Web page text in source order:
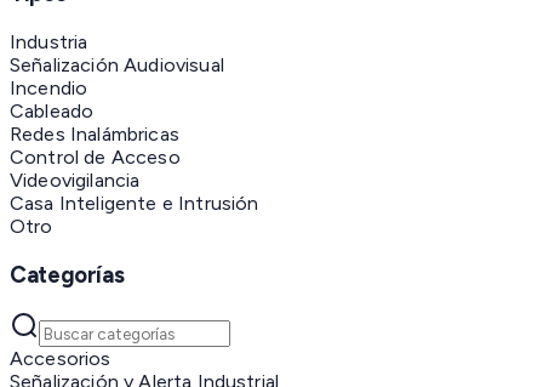
Industria
Señalización Audiovisual
Incendio
Cableado
Redes Inalámbricas
Control de Acceso
Videovigilancia
Casa Inteligente e Intrusión
Otro
Categorías
Accesorios
Señalización y Alerta Industrial